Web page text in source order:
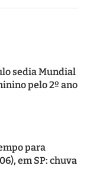
sedia Mundial
pelo 2º ano
para
em SP: chuva